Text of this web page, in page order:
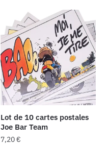
Lot de 10 cartes postales
Joe Bar Team
7,20€